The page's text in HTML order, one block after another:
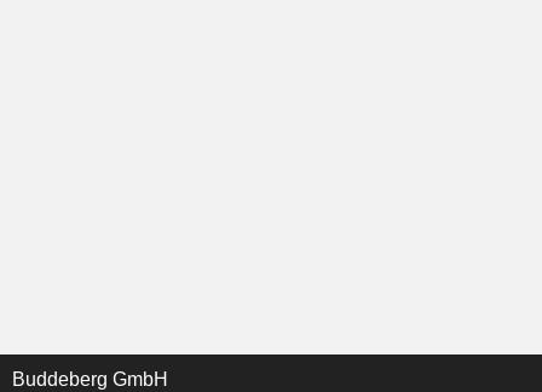
Buddeberg GmbH